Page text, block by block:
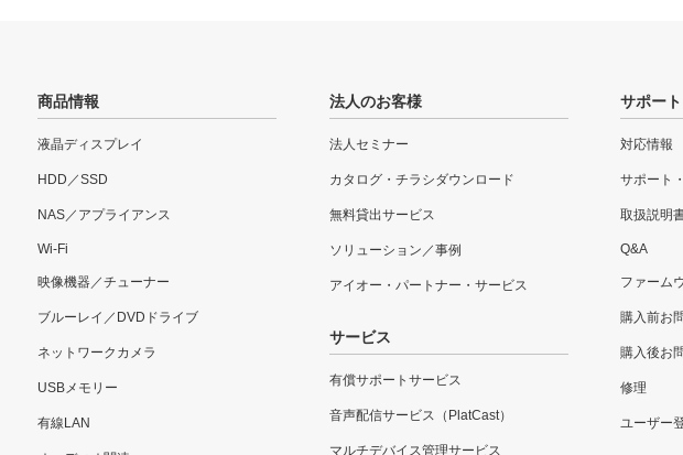
商品情報
液晶ディスプレイ
HDD／SSD
NAS／アプライアンス
Wi-Fi
映像機器／チューナー
ブルーレイ／DVDドライブ
ネットワークカメラ
USBメモリー
有線LAN
法人のお客様
法人セミナー
カタログ・チラシダウンロード
無料貸出サービス
ソリューション／事例
アイオー・パートナー・サービス
サービス
有償サポートサービス
音声配信サービス（PlatCast）
マルチデバイス管理サービス
サポート
対応情報
サポート
取扱説明
Q&A
ファーム
購入前お
購入後お
修理
ユーザー